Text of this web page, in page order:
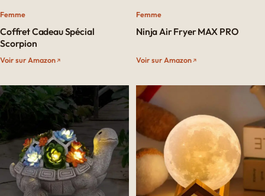
Femme
Coffret Cadeau Spécial
Scorpion
Voir sur Amazon
Femme
Ninja Air Fryer MAX PRO
Voir sur Amazon